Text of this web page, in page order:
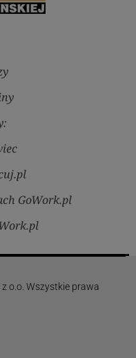
GoWork.pl
o.o. Wszystkie prawa